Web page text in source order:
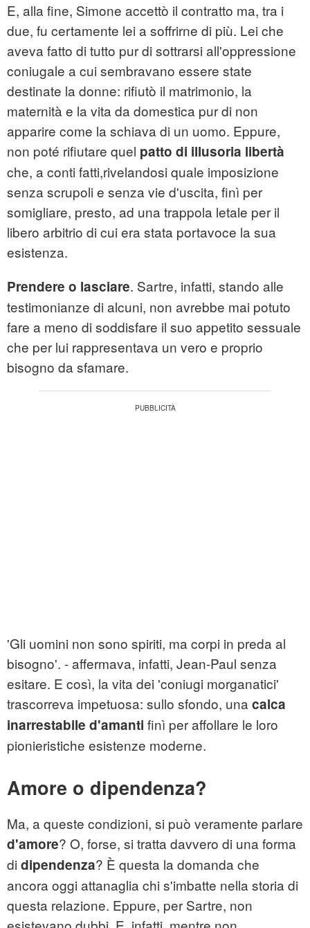
E, alla fine, Simone accettò il contratto ma, tra i
due, fu certamente lei a soffrirne di più. Lei che
aveva fatto di tutto pur di sottrarsi all'oppressione
coniugale a cui sembravano essere state
destinate la donne: rifiutò il matrimonio, la
maternità e la vita da domestica pur di non
apparire come la schiava di un uomo. Eppure,
non poté rifiutare quel patto di illusoria libertà
che, a conti fatti,rivelandosi quale imposizione
senza scrupoli e senza vie d'uscita, finì per
somigliare, presto, ad una trappola letale per il
libero arbitrio di cui era stata portavoce la sua
esistenza.
Prendere o lasciare. Sartre, infatti, stando alle
testimonianze di alcuni, non avrebbe mai potuto
fare a meno di soddisfare il suo appetito sessuale
che per lui rappresentava un vero e proprio
bisogno da sfamare.
'Gli uomini non sono spiriti, ma corpi in preda al
bisogno'. - affermava, infatti, Jean-Paul senza
esitare. E così, la vita dei 'coniugi morganatici'
trascorreva impetuosa: sullo sfondo, una calca
inarrestabile d'amanti finì per affollare le loro
pionieristiche esistenze moderne.
Amore o dipendenza?
Ma, a queste condizioni, si può veramente parlare
d'amore? O, forse, si tratta davvero di una forma
di dipendenza? È questa la domanda che
ancora oggi attanaglia chi s'imbatte nella storia di
questa relazione. Eppure, per Sartre, non